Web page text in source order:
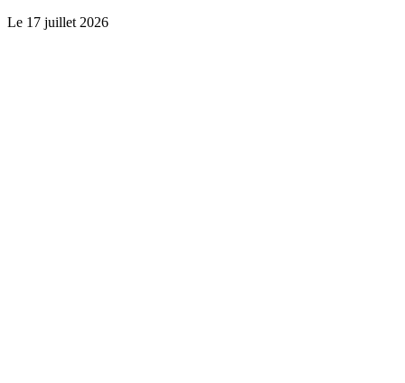
Le 17 juillet 2026